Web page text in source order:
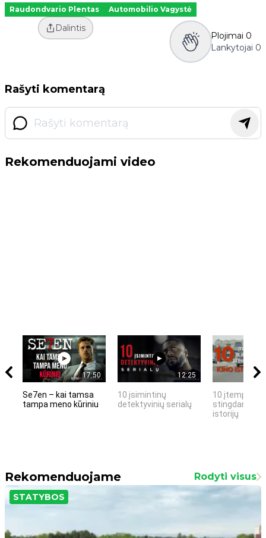
Raudondvario Plentas Automobilio Vagystė
Dalintis
Plojimai 0
Lankytojai 0
Rašyti komentarą
Rekomenduojami video
17:50
Se7en – kai tamsa
tampa meno kūriniu
12:25
10 įsimintinų
detektyvinių serialų
10 įtemptų,
stingdančių
istorijų
Rekomenduojame Rodyti visus
STATYBOS